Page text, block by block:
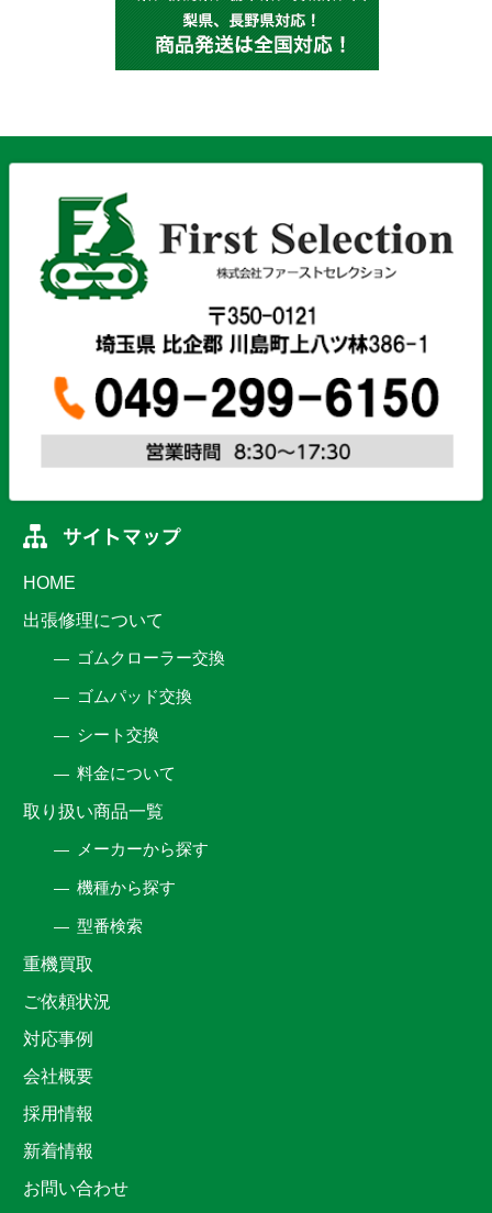
HOME
出張修理について
ゴムクローラー交換
ゴムパッド交換
シート交換
料金について
取り扱い商品一覧
メーカーから探す
機種から探す
型番検索
重機買取
ご依頼状況
対応事例
会社概要
採用情報
新着情報
お問い合わせ